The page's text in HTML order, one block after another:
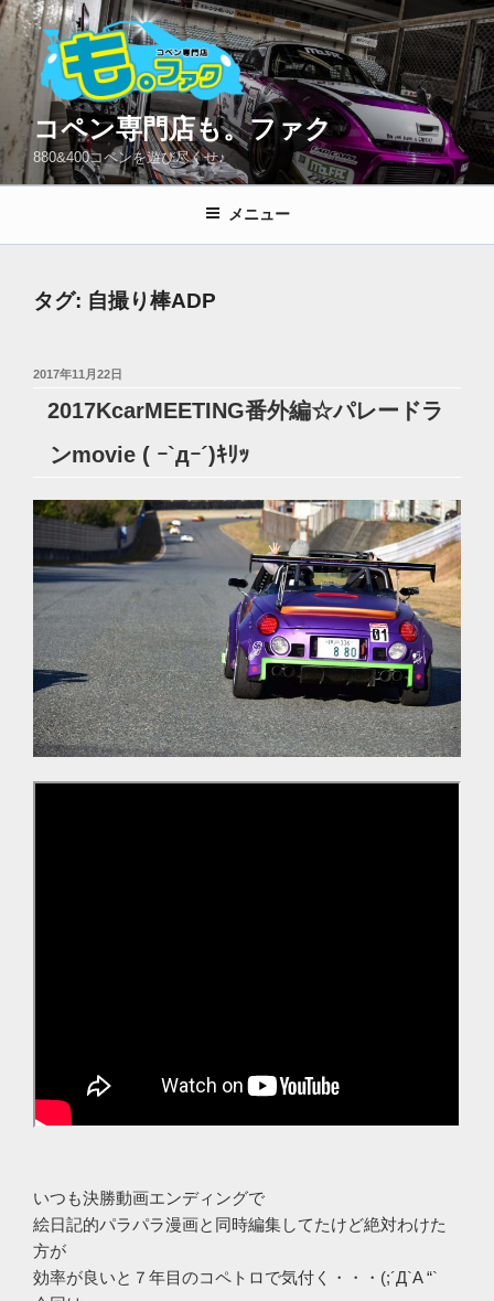
コ
ン
へ
プ
コペン専門店も。ファク
880&400コペンを遊び尽くせ♪
メニュー
タグ: 自撮り棒ADP
投
2017年11月22日
2017KcarMEETING番外編☆パレードラ
ンmovie ( ｰ`дｰ´)ｷﾘｯ
いつも決勝動画エンディングで
絵日記的パラパラ漫画と同時編集してたけど絶対わけた
方が
効率が良いと７年目のコペトロで気付く・・・(;´Д`A “`